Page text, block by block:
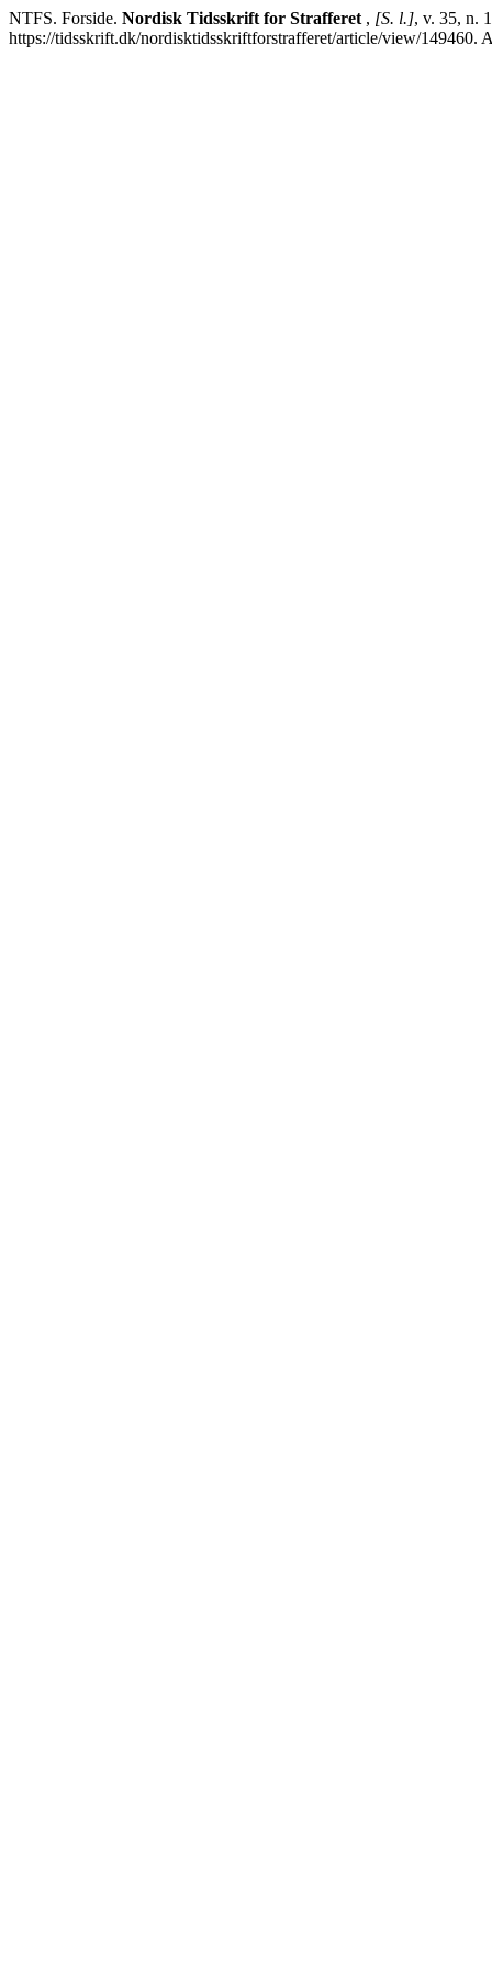
NTFS. Forside. Nordisk Tidsskrift for Strafferet , [S. l.], v. 35, n.
https://tidsskrift.dk/nordisktidsskriftforstrafferet/article/view/149460.